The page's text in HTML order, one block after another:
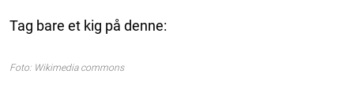
Tag bare et kig på denne:
Foto: Wikimedia commons